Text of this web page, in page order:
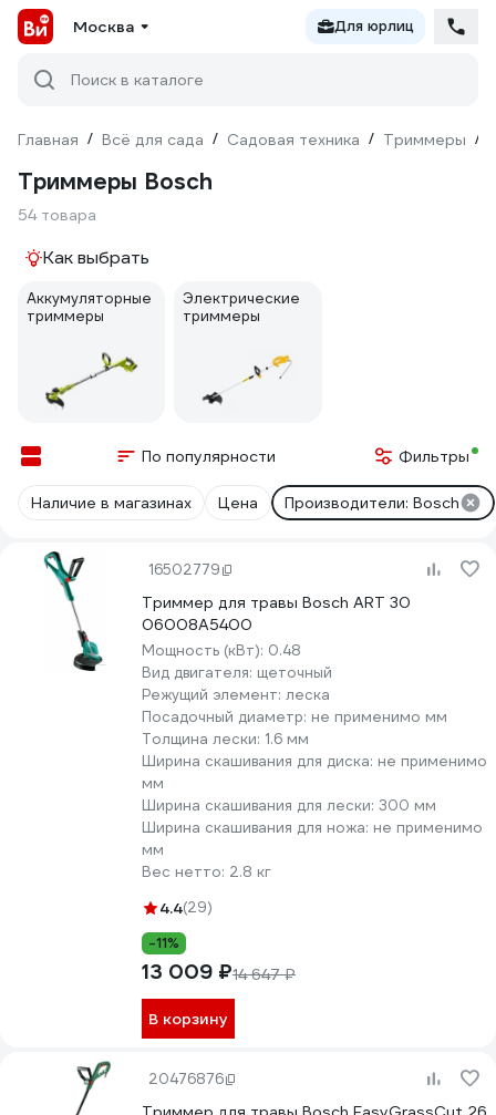
Москва Для юрлиц
Поиск в каталоге
Главная / Всё для сада / Садовая техника / Триммеры /
Триммеры Bosch
54 товара
Как выбрать
Аккумуляторные
триммеры
Электрические
триммеры
По популярности Фильтры
Наличие в магазинах Цена Производители: Bosch
16502779
Триммер для травы Bosch ART 30
06008A5400
Мощность (кВт): 0.48
Вид двигателя: щеточный
Режущий элемент: леска
Посадочный диаметр: не применимо мм
Толщина лески: 1.6 мм
Ширина скашивания для диска: не применимо
мм
Ширина скашивания для лески: 300 мм
Ширина скашивания для ножа: не применимо
мм
Вес нетто: 2.8 кг
4.4(29)
-11%
13 009 ₽14 647 ₽
В корзину
20476876